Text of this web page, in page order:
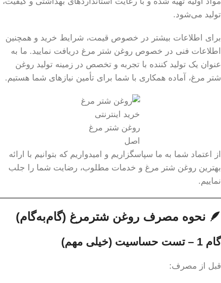
تولید می‌شود.
برای اطلاعات بیشتر در خصوص قیمت، شرایط خرید و همچنین
اطلاعات فنی در خصوص روغن شتر مرغ دریافت نمایید. ما به
عنوان یک تولید کننده با تجربه و تخصص در زمینه تولید روغن
شتر مرغ، آماده همکاری با شما برای تأمین نیازهای شما هستیم.
خرید اینترنتی
روغن شتر مرغ
اصل
از اعتماد شما به ما سپاسگزاریم و امیدواریم که بتوانیم با ارائه
بهترین روغن شتر مرغ و خدمات مطلوب، رضایت شما را جلب
نماییم.
🪶 نحوه مصرف روغن شترمرغ (گام‌به‌گام)
گام 1 – تست حساسیت (خیلی مهم)
قبل از مصرف: